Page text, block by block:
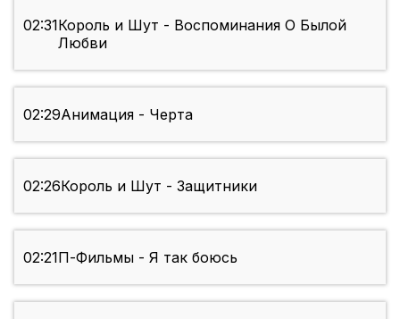
02:31Король и Шут - Воспоминания О Былой
Любви
02:29Анимация - Черта
02:26Король и Шут - Защитники
02:21П-Фильмы - Я так боюсь